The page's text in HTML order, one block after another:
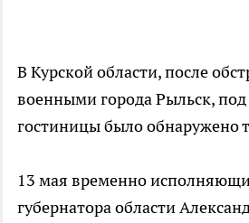
В Курской области, после
военными города Рыльск,
гостиницы было обнаружено
13 мая временно
губернатора области